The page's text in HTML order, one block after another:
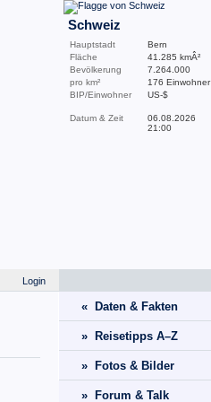
Schweiz
Hauptstadt
Bern
Fläche
41.285 kmÂ²
Bevölkerung
7.264.000
pro km²
176 Einwohner
BIP/Einwohner
US-$
Datum & Zeit
06.08.2026
21:00
Login
« Daten & Fakten
» Reisetipps A–Z
» Fotos & Bilder
» Forum & Talk